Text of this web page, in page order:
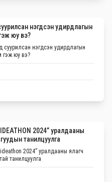
нэгдсэн удирдлагын
юу вэ?
суурилсан нэгдсэн удирдлагын
гэж юу вэ?
2024” уралдааны
танилцуулга
2024” уралдааны ялагч
танилцуулга